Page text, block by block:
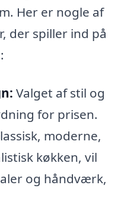
Her er nogle af
der spiller ind på
Valget af stil og
for prisen.
moderne,
køkken, vil
og håndværk,